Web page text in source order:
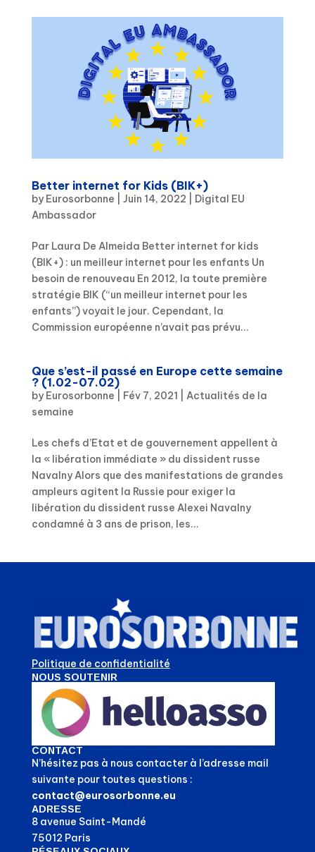
Better internet for Kids (BIK+)
by Eurosorbonne Juin 14, 2022
Digital EU
Ambassador
Par Laura De Almeida Better internet for kids
(BIK+) : un meilleur internet pour les enfants Un
besoin de renouveau En 2012, la toute première
stratégie BIK (“un meilleur internet pour les
enfants”) voyait le jour. Cependant, la
Commission européenne n’avait pas prévu...
Que s’est-il passé en Europe cette semaine
? (1.02-07.02)
by Eurosorbonne Fév 7, 2021
Actualités de la
semaine
Les chefs d’Etat et de gouvernement appellent à
la « libération immédiate » du dissident russe
Navalny Alors que des manifestations de grandes
ampleurs agitent la Russie pour exiger la
libération du dissident russe Alexei Navalny
condamné à 3 ans de prison, les...
Politique de confidentialité
NOUS SOUTENIR
CONTACT
N’hésitez pas à nous contacter à l’adresse mail
suivante pour toutes questions :
contact@eurosorbonne.eu
ADRESSE
8 avenue Saint-Mandé
75012 Paris